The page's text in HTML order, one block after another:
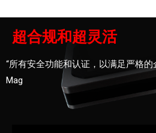
超合规和超灵活
“所有安全功能和认证，以满足严格的
Mag